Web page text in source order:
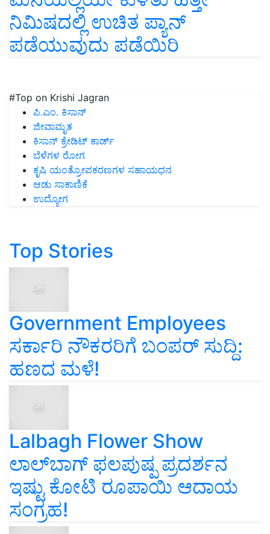
ನಿಮಿಷದಲ್ಲಿ ಉಚಿತ ಪ್ಯಾನ್
ಪಡೆಯುವುದು ಪಡೆಯಿರಿ
#Top on Krishi Jagran
ಪಿ.ಎಂ. ಕಿಸಾನ್
ಜೀವಾಮೃತ
ಕಿಸಾನ್ ಕ್ರೇಡಿಟ್ ಕಾರ್ಡ್
ಬೆಳೆಗಳ ರೋಗ
ಕೃಷಿ ಯಂತ್ರೋಪಕರಣಗಳ ಸಹಾಯಧನ
ಆಡು ಸಾಕಾಣಿಕೆ
ಉದ್ಯೋಗ
Top Stories
Government Employees
ಸರ್ಕಾರಿ ನೌಕರರಿಗೆ ಬಂಪರ್‌ ಸುದ್ದಿ:
ಹಣದ ಮಳೆ!
Lalbagh Flower Show
ಲಾಲ್‌ಬಾಗ್ ಫಲಪುಷ್ಪ ಪ್ರದರ್ಶನ
ಇಷ್ಟು ಕೋಟಿ ರೂಪಾಯಿ ಆದಾಯ
ಸಂಗ್ರಹ!